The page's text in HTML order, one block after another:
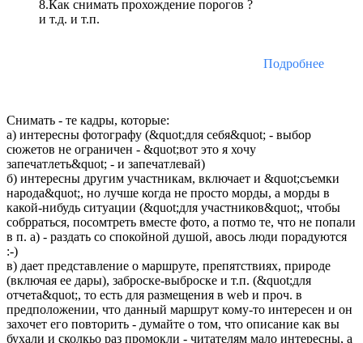
8.Как снимать прохождение порогов ?
и т.д. и т.п.
Подробнее
Снимать - те кадры, которые:
а) интересны фотографу (&quot;для себя&quot; - выбор
сюжетов не ограничен - &quot;вот это я хочу
запечатлеть&quot; - и запечатлевай)
б) интересны другим участникам, включает и &quot;съемки
народа&quot;, но лучше когда не просто морды, а морды в
какой-нибудь ситуации (&quot;для участников&quot;, чтобы
собрраться, посомтреть вместе фото, а потмо те, что не попали
в п. а) - раздать со спокойной душой, авось люди порадуются
:-)
в) дает представление о маршруте, препятствиях, природе
(включая ее дары), заброске-выброске и т.п. (&quot;для
отчета&quot;, то есть для размещения в web и проч. в
предположении, что данный маршрут кому-то интересен и он
захочет его повторить - думайте о том, что описание как вы
бухали и сколкьо раз промокли - читателям мало интересны, а